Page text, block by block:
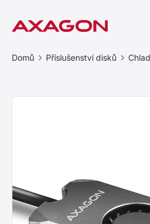
Domů Příslušenství disků